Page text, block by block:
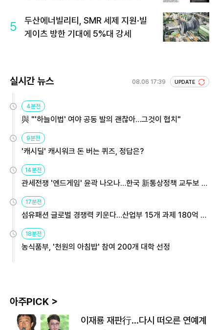
5
두산에너빌리티, SMR 세제 지원·빌
게이츠 방한 기대에 5%대 강세
실시간 뉴스 08.06 17:39 UPDATE
4분전
與 "'하늘이법' 여야 공동 발의 괜찮아…그것이 협치"
9분전
'캐시딜' 캐시워크 돈 버는 퀴즈, 정답은?
14분전
관세전쟁 '엔드게임' 윤곽 나오나…한국 新통상정책 교두보 활
17분전
섬유패션 글로벌 경쟁력 키운다…산업부 15개 과제 180억 지
18분전
농식품부, '천원의 아침밥' 참여 200개 대학 선정
아주PICK >
이재룡 재판行…다시 떠오른 연예계